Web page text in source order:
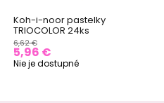
Koh-i-noor pastelky
TRIOCOLOR 24ks
6,62 €
5,96 €
Nie je dostupné